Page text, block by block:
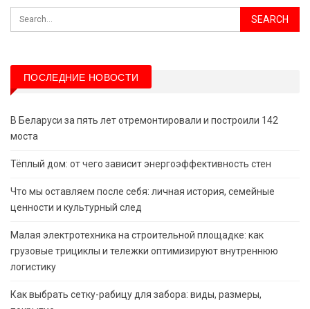
ПОСЛЕДНИЕ НОВОСТИ
В Беларуси за пять лет отремонтировали и построили 142
моста
Тёплый дом: от чего зависит энергоэффективность стен
Что мы оставляем после себя: личная история, семейные
ценности и культурный след
Малая электротехника на строительной площадке: как
грузовые трициклы и тележки оптимизируют внутреннюю
логистику
Как выбрать сетку-рабицу для забора: виды, размеры,